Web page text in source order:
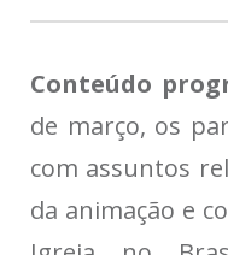
Conteúdo
de março, os
com assuntos
da animação e